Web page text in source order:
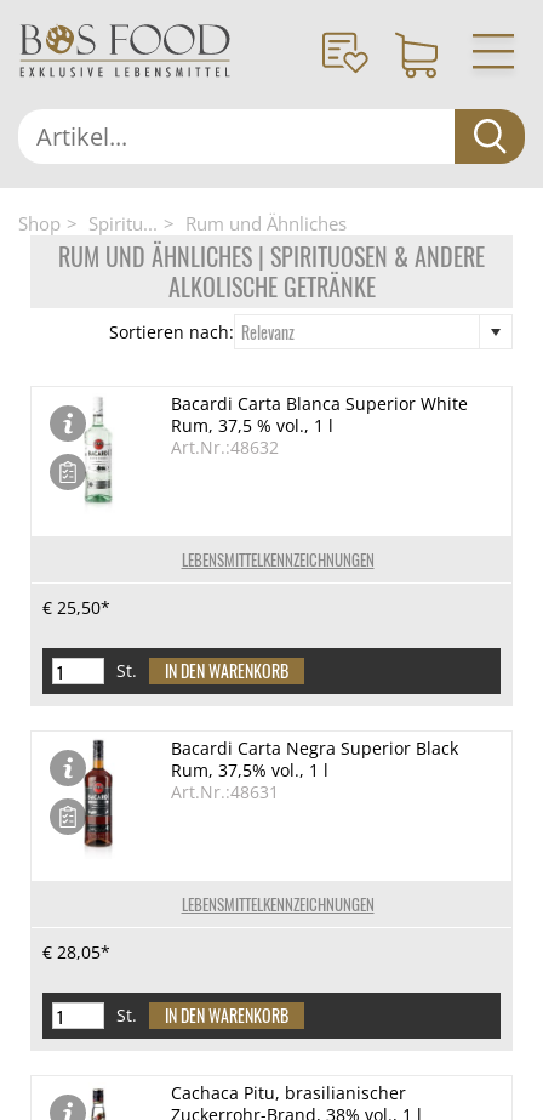
Shop Spiritu... Rum und Ähnliches
RUM UND ÄHNLICHES | SPIRITUOSEN & ANDERE
ALKOLISCHE GETRÄNKE
Sortieren nach: Relevanz
LEBENSMITTELKENNZEICHNUNGEN
Bacardi Carta Blanca Superior White
Rum, 37,5 % vol., 1 l
Art.Nr.:48632
€ 25,50*
St.
LEBENSMITTELKENNZEICHNUNGEN
Bacardi Carta Negra Superior Black
Rum, 37,5% vol., 1 l
Art.Nr.:48631
€ 28,05*
St.
Cachaca Pitu, brasilianischer
Zuckerrohr-Brand, 38% vol., 1 l